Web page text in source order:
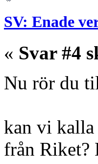
SV: Enade
« Svar #4
Nu rör du
kan vi kalla
från Riket?